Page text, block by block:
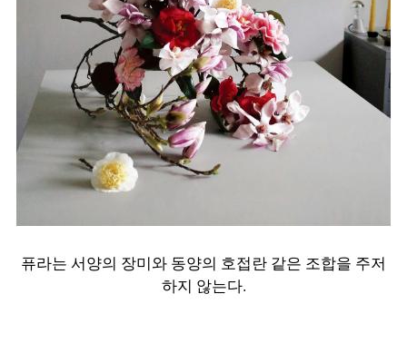
퓨라는 서양의 장미와 동양의 호접란 같은 조합을 주저
하지 않는다.